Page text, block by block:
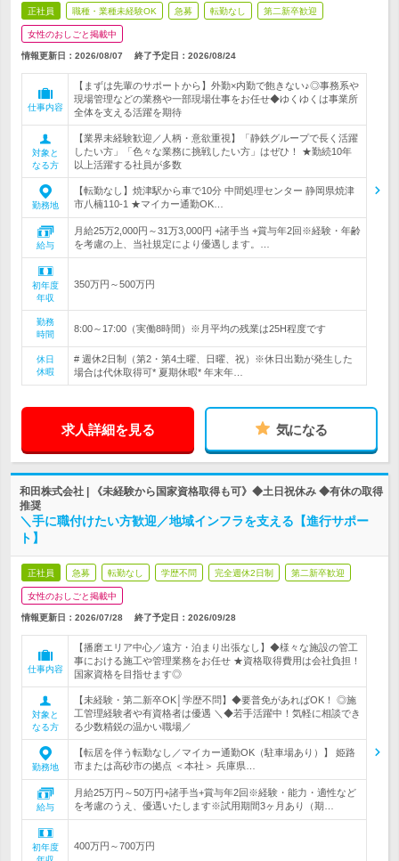
正社員 職種・業種未経験OK 急募 転勤なし 第二新卒歓迎
女性のおしごと掲載中
情報更新日：2026/08/07 終了予定日： 2026/08/24
仕事内容
【まずは先輩のサポートから】外勤×内勤で飽きない♪◎事務系や
現場管理などの業務や一部現場仕事をお任せ◆ゆくゆくは事業所
全体を支える活躍を期待
対象と
なる方
【業界未経験歓迎／人柄・意欲重視】「静鉄グループで長く活躍
したい方」「色々な業務に挑戦したい方」はぜひ！ ★勤続10年
以上活躍する社員が多数
勤務地
【転勤なし】焼津駅から車で10分 中間処理センター 静岡県焼津
市八楠110-1 ★マイカー通勤OK…
給与
月給25万2,000円～31万3,000円 +諸手当 +賞与年2回※経験・年齢
を考慮の上、当社規定により優遇します。…
初年度
年収
350万円～500万円
勤務
時間
8:00～17:00（実働8時間）※月平均の残業は25H程度です
休日
休暇
# 週休2日制（第2・第4土曜、日曜、祝）※休日出勤が発生した
場合は代休取得可* 夏期休暇* 年末年…
求人詳細を見る 気になる
和田株式会社 | 《未経験から国家資格取得も可》◆土日祝休み ◆有休の取得
推奨
＼手に職付けたい方歓迎／地域インフラを支える【進行サポー
ト】
正社員 急募 転勤なし 学歴不問 完全週休2日制 第二新卒歓迎
女性のおしごと掲載中
情報更新日：2026/07/28 終了予定日： 2026/09/28
仕事内容
【播磨エリア中心／遠方・泊まり出張なし】◆様々な施設の管工
事における施工や管理業務をお任せ ★資格取得費用は会社負担！
国家資格を目指せます◎
対象と
なる方
【未経験・第二新卒OK│学歴不問】◆要普免があればOK！ ◎施
工管理経験者や有資格者は優遇 ＼◆若手活躍中！気軽に相談でき
る少数精鋭の温かい職場／
勤務地
【転居を伴う転勤なし／マイカー通勤OK（駐車場あり）】 姫路
市または高砂市の拠点 ＜本社＞ 兵庫県…
給与
月給25万円～50万円+諸手当+賞与年2回※経験・能力・適性など
を考慮のうえ、優遇いたします※試用期間3ヶ月あり（期…
初年度
400万円～700万円